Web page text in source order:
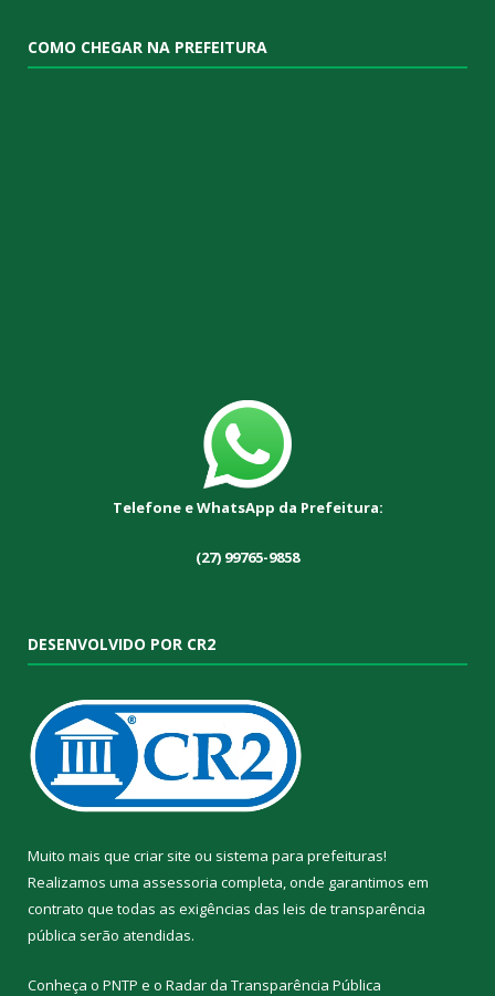
COMO CHEGAR NA PREFEITURA
Telefone e WhatsApp da Prefeitura:
(27) 99765-9858
DESENVOLVIDO POR CR2
Muito mais que criar site ou sistema para prefeituras!
Realizamos uma assessoria completa, onde garantimos em
contrato que todas as exigências das leis de transparência
pública serão atendidas.
Conheça o PNTP e o Radar da Transparência Pública